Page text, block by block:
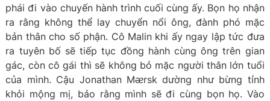
phái đi vào chuyến hành trình cuối cùng ấy. Bọn họ nhận
ra rằng không thể lay chuyển nổi ông, đành phó mặc
bản thân cho số phận. Cô Malin khi ấy ngay lập tức đưa
ra tuyên bố sẽ tiếp tục đồng hành cùng ông trên gian
gác, còn cô gái thì sẽ không bỏ mặc người thân lớn tuổi
của mình. Cậu Jonathan Mᴂrsk dường như bừng tỉnh
khỏi mộng mị, bảo rằng mình sẽ đi cùng bọn họ. Vào